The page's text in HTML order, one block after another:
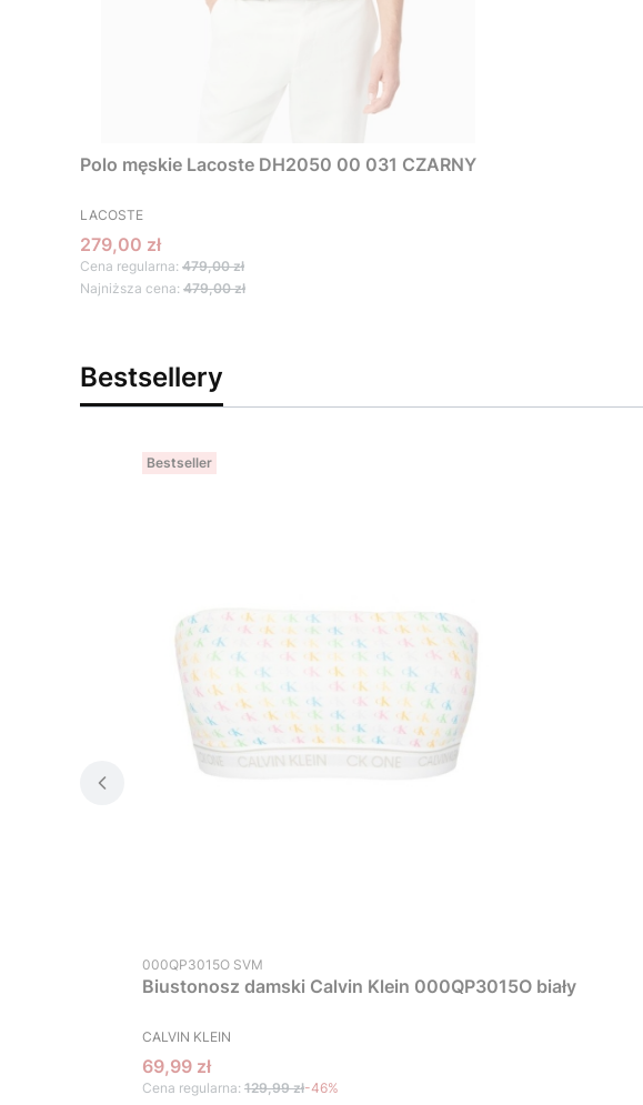
Polo męskie Lacoste DH2050 00 031 CZARNY
PRODUCENT
LACOSTE
Cena promocyjna
279,00 zł
Cena regularna: 479,00 zł
Najniższa cena: 479,00 zł
Bestsellery
Bestseller
Kod produktu
000QP3015O SVM
Biustonosz damski Calvin Klein 000QP3015O biały
PRODUCENT
CALVIN KLEIN
Cena promocyjna
69,99 zł
Cena regularna: 129,99 zł-46%